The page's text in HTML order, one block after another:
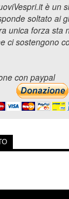
è un
soltato ai
unica forza sta
ci sostengono
con paypal